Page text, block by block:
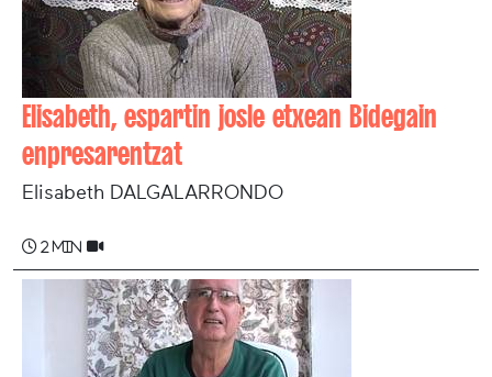
Elisabeth, espartin josle etxean Bidegain
enpresarentzat
Elisabeth DALGALARRONDO
2 min